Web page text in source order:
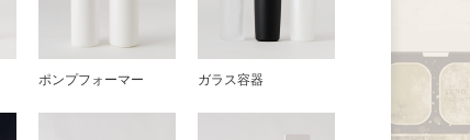
ポンプフォーマー ガラス容器